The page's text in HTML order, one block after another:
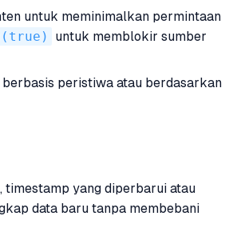
untuk meminimalkan permintaan
untuk memblokir sumber
peristiwa atau berdasarkan
yang diperbarui atau
data baru tanpa membebani